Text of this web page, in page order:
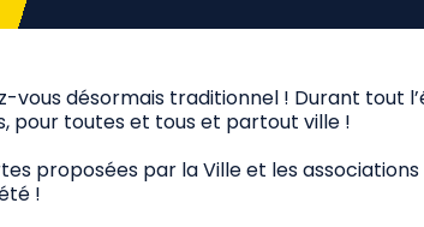
vous désormais traditionnel ! Durant tout
pour toutes et tous et partout ville !
proposées par la Ville et les associations
!